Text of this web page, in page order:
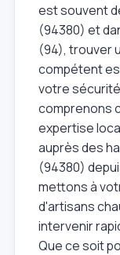
est souvent
(94380) et
(94), trouver
compétent
votre
comprenons
expertise
auprès des
(94380)
mettons à
d'artisans
intervenir
Que ce soit